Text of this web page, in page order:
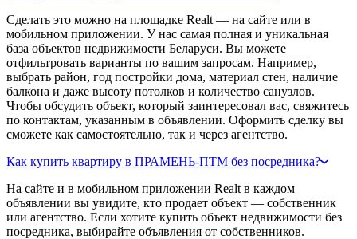
Сделать это можно на площадке Realt — на сайте или в
мобильном приложении. У нас самая полная и уникальная
база объектов недвижимости Беларуси. Вы можете
отфильтровать варианты по вашим запросам. Например,
выбрать район, год постройки дома, материал стен, наличие
балкона и даже высоту потолков и количество санузлов.
Чтобы обсудить объект, который заинтересовал вас, свяжитесь
по контактам, указанным в объявлении. Оформить сделку вы
сможете как самостоятельно, так и через агентство.
Как купить квартиру в ПРАМЕНЬ-ПТМ без посредника?
На сайте и в мобильном приложении Realt в каждом
объявлении вы увидите, кто продает объект — собственник
или агентство. Если хотите купить объект недвижимости без
посредника, выбирайте объявления от собственников.